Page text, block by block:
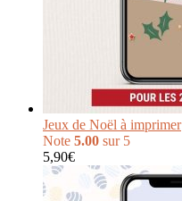
Jeux de Noël à imprimer
Note 5.00 sur 5
5,90€